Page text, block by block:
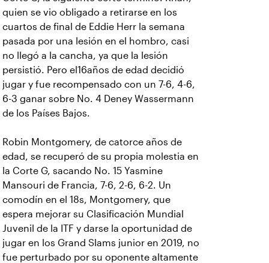
quien se vio obligado a retirarse en los
cuartos de final de Eddie Herr la semana
pasada por una lesión en el hombro, casi
no llegó a la cancha, ya que la lesión
persistió. Pero el16años de edad decidió
jugar y fue recompensado con un 7-6, 4-6,
6-3 ganar sobre No. 4 Deney Wassermann
de los Países Bajos.
Robin Montgomery, de catorce años de
edad, se recuperó de su propia molestia en
la Corte G, sacando No. 15 Yasmine
Mansouri de Francia, 7-6, 2-6, 6-2. Un
comodín en el 18s, Montgomery, que
espera mejorar su Clasificación Mundial
Juvenil de la ITF y darse la oportunidad de
jugar en los Grand Slams junior en 2019, no
fue perturbado por su oponente altamente